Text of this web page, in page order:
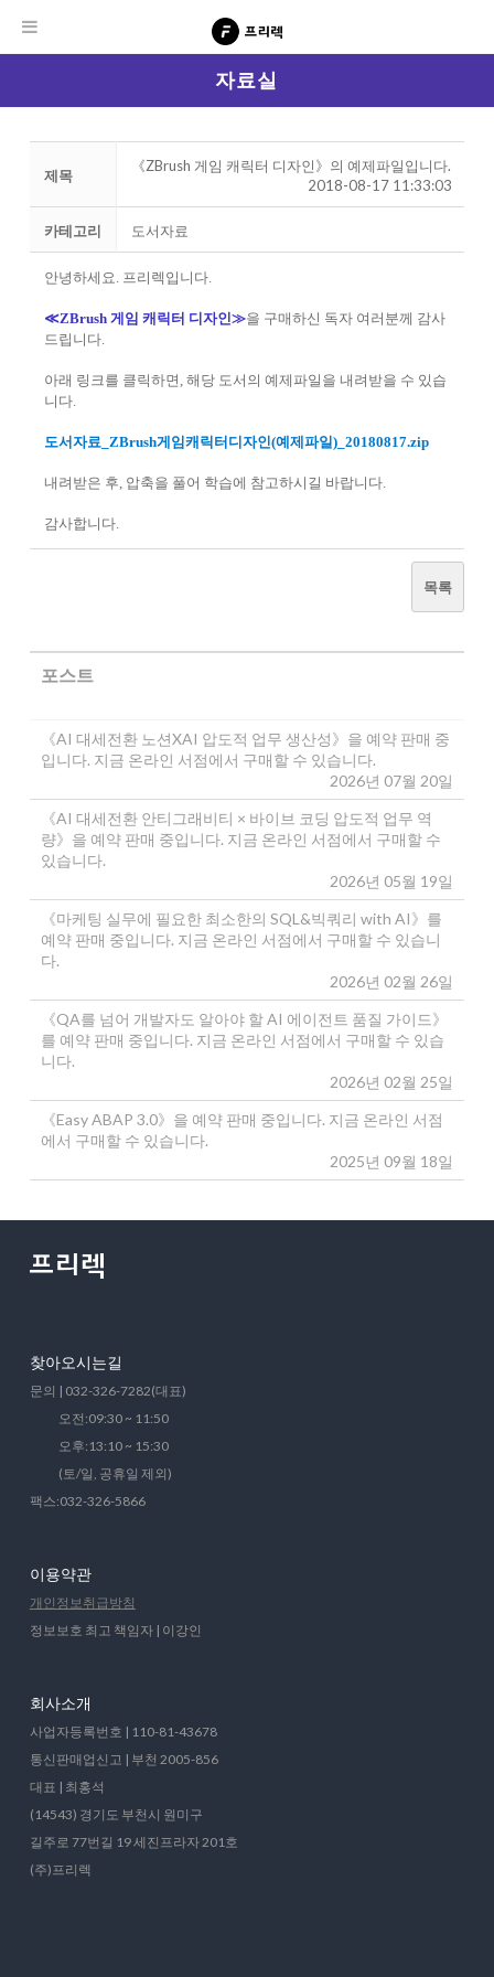
자료실
제목
《ZBrush 게임 캐릭터 디자인》의 예제파일입니다.
2018-08-17 11:33:03
카테고리 도서자료
안녕하세요. 프리렉입니다.
≪ZBrush 게임 캐릭터 디자인≫을 구매하신 독자 여러분께 감사
드립니다.
아래 링크를 클릭하면, 해당 도서의 예제파일을 내려받을 수 있습
니다.
도서자료_ZBrush게임캐릭터디자인(예제파일)_20180817.zip
내려받은 후, 압축을 풀어 학습에 참고하시길 바랍니다.
감사합니다.
목록
포스트
《AI 대세전환 노션XAI 압도적 업무 생산성》을 예약 판매 중
입니다. 지금 온라인 서점에서 구매할 수 있습니다.
2026년 07월 20일
《AI 대세전환 안티그래비티 × 바이브 코딩 압도적 업무 역
량》을 예약 판매 중입니다. 지금 온라인 서점에서 구매할 수
있습니다.
2026년 05월 19일
《마케팅 실무에 필요한 최소한의 SQL&빅쿼리 with AI》를
예약 판매 중입니다. 지금 온라인 서점에서 구매할 수 있습니
다.
2026년 02월 26일
《QA를 넘어 개발자도 알아야 할 AI 에이전트 품질 가이드》
를 예약 판매 중입니다. 지금 온라인 서점에서 구매할 수 있습
니다.
2026년 02월 25일
《Easy ABAP 3.0》을 예약 판매 중입니다. 지금 온라인 서점
에서 구매할 수 있습니다.
2025년 09월 18일
찾아오시는길
문의 | 032-326-7282(대표)
오전:09:30 ~ 11:50
오후:13:10 ~ 15:30
(토/일, 공휴일 제외)
팩스:032-326-5866
이용약관
개인정보취급방침
정보보호 최고 책임자 | 이강인
회사소개
사업자등록번호 | 110-81-43678
통신판매업신고 | 부천 2005-856
대표 | 최홍석
(14543) 경기도 부천시 원미구
길주로 77번길 19 세진프라자 201호
(주)프리렉